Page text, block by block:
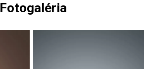
Fotogaléria